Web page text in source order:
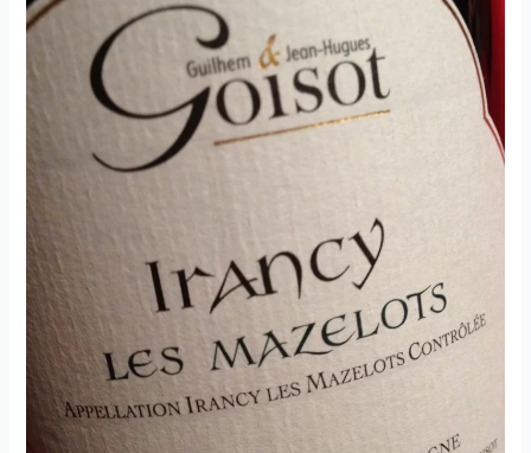
de
–
Domaine
–
2008